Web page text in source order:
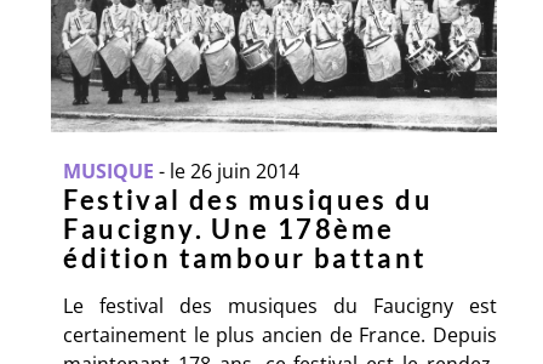
MUSIQUE - le 26 juin 2014
Festival des musiques du
Faucigny. Une 178ème
édition tambour battant
Le festival des musiques du Faucigny est
certainement le plus ancien de France. Depuis